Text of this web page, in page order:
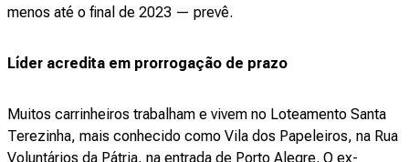
menos até o final de 2023 — prevê.
Líder acredita em prorrogação de prazo
Muitos carrinheiros trabalham e vivem no Loteamento Santa
Terezinha, mais conhecido como Vila dos Papeleiros, na Rua
Voluntários da Pátria, na entrada de Porto Alegre. O ex-